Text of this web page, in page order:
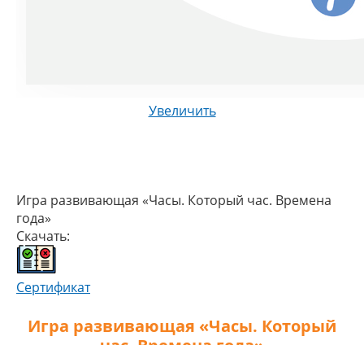
Увеличить
Игра развивающая «Часы. Который час. Времена
года»
Скачать:
Сертификат
Игра развивающая «Часы. Который